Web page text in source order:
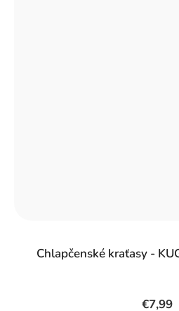
Chlapčenské kraťasy -
€7,99